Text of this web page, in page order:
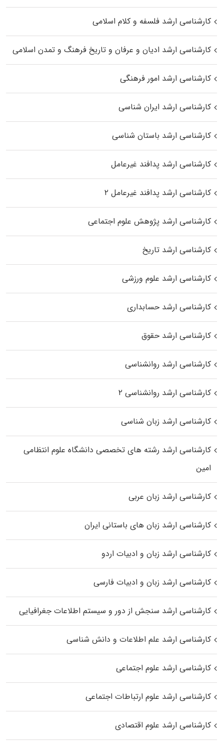
کارشناسی ارشد فلسفه و کلام اسلامی
کارشناسی ارشد ادیان و عرفان و تاریخ فرهنگ و تمدن اسلامی
کارشناسی ارشد امور فرهنگی
کارشناسی ارشد ایران شناسی
کارشناسی ارشد باستان شناسی
کارشناسی ارشد پدافند غیرعامل
کارشناسی ارشد پدافند غیرعامل ۲
کارشناسی ارشد پژوهش علوم اجتماعی
کارشناسی ارشد تاریخ
کارشناسی ارشد علوم ورزشی
کارشناسی ارشد حسابداری
کارشناسی ارشد حقوق
کارشناسی ارشد روانشناسی
کارشناسی ارشد روانشناسی ۲
کارشناسی ارشد زبان شناسی
کارشناسی ارشد رﺷﺘﻪ ﻫﺎی تخصصی داﻧﺸﮕﺎه ﻋﻠﻮم انتظامی
اﻣﻴﻦ
کارشناسی ارشد زبان عربی
کارشناسی ارشد زبان‌ های باستانی ایران
کارشناسی ارشد زبان و ادبیات اردو
کارشناسی ارشد زبان و ادبیات فارسی
کارشناسی ارشد سنجش از دور و سیستم اطلاعات جغرافیایی
کارشناسی ارشد علم اطلاعات و دانش شناسی
کارشناسی ارشد علوم اجتماعی
کارشناسی ارشد علوم ارتباطات اجتماعی
کارشناسی ارشد علوم اقتصادی